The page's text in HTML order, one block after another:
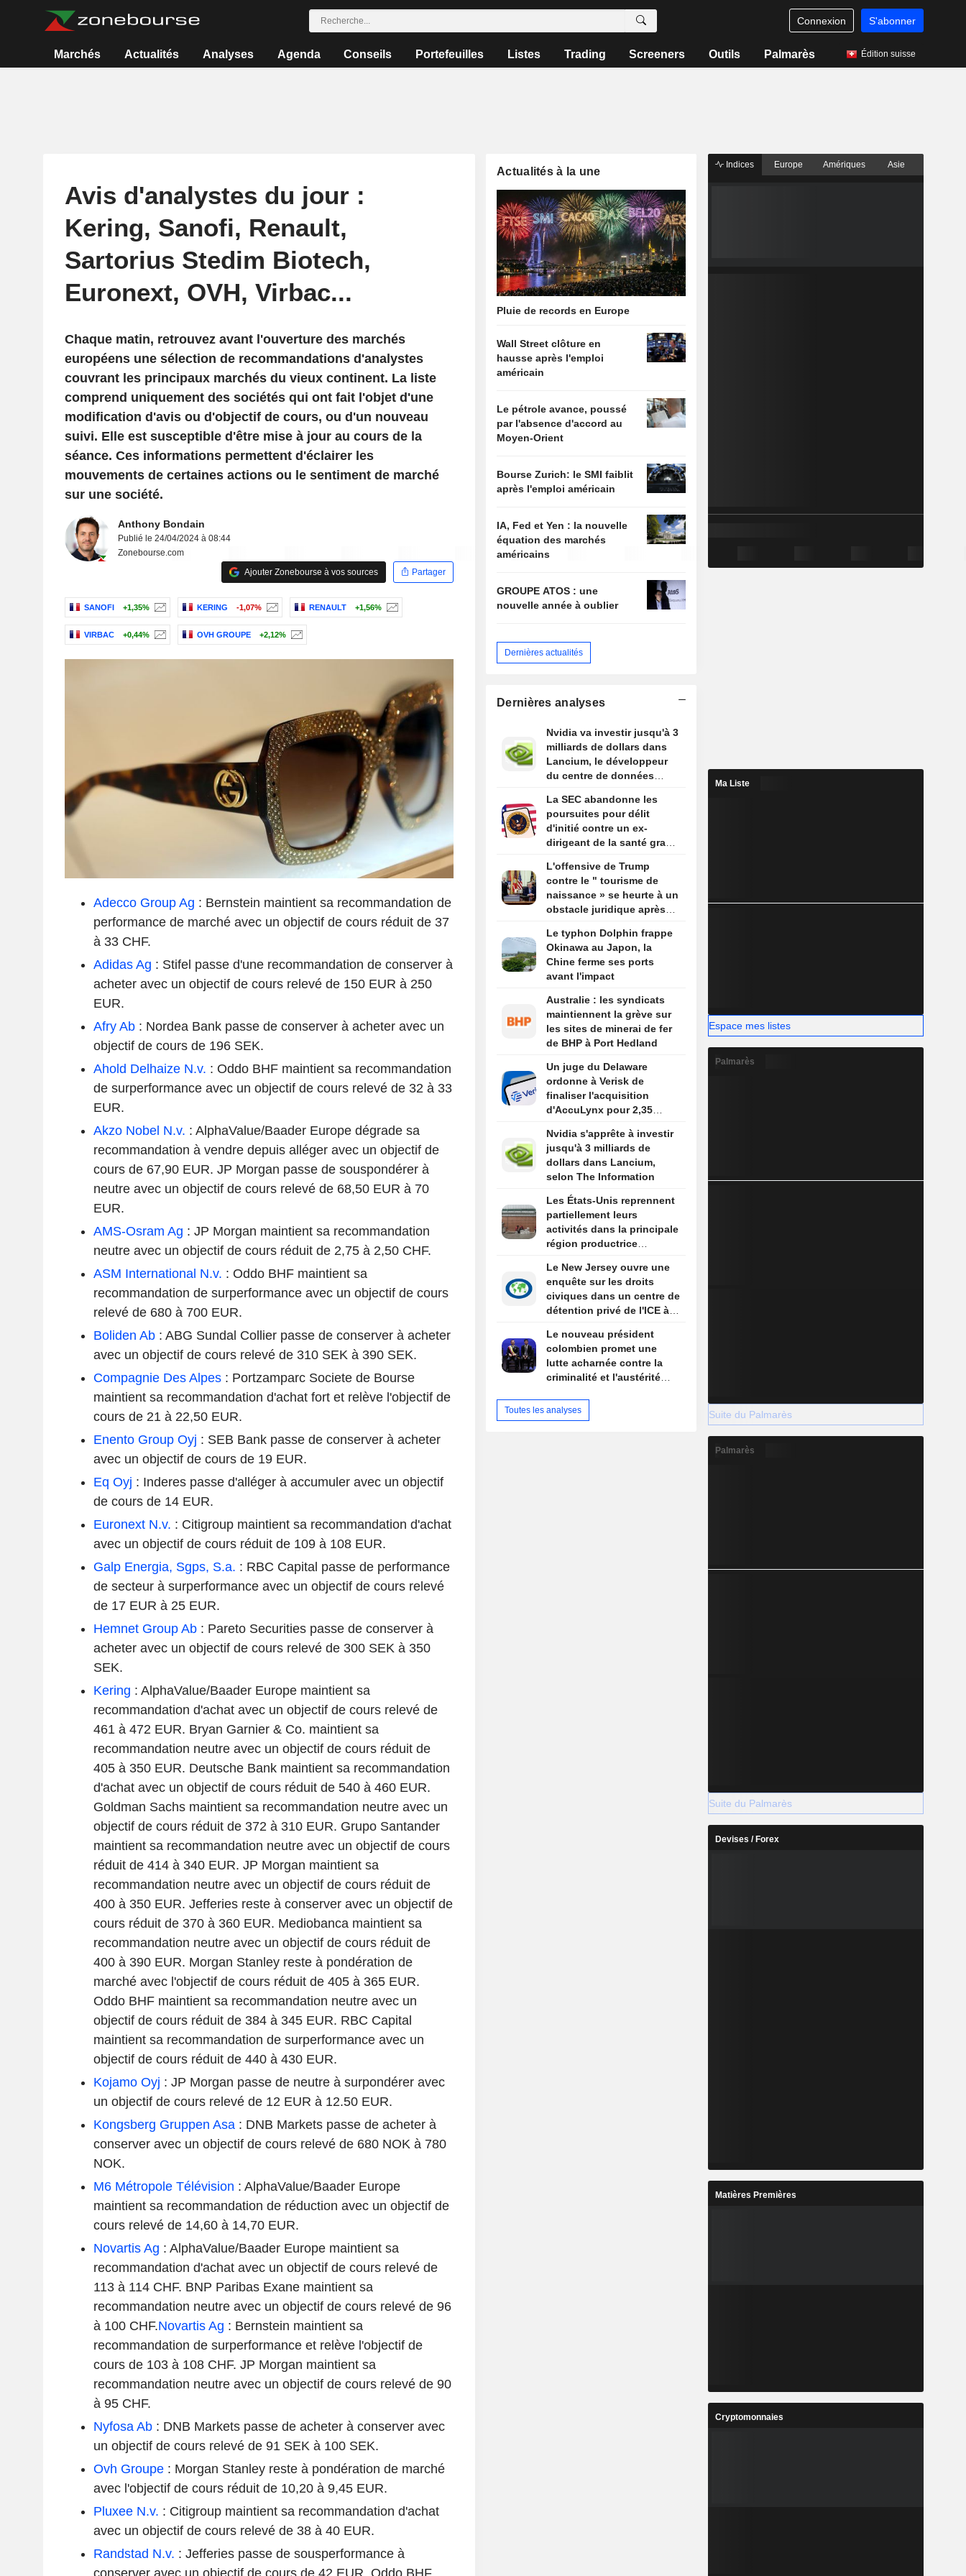
Connexion S'abonner
Marchés Actualités Analyses Agenda Conseils Portefeuilles Listes Trading Screeners Outils Palmarès Édition suisse
Avis d'analystes du jour :
Kering, Sanofi, Renault,
Sartorius Stedim Biotech,
Euronext, OVH, Virbac...
Chaque matin, retrouvez avant l'ouverture des marchés
européens une sélection de recommandations d'analystes
couvrant les principaux marchés du vieux continent. La liste
comprend uniquement des sociétés qui ont fait l'objet d'une
modification d'avis ou d'objectif de cours, ou d'un nouveau
suivi. Elle est susceptible d'être mise à jour au cours de la
séance. Ces informations permettent d'éclairer les
mouvements de certaines actions ou le sentiment de marché
sur une société.
Anthony Bondain
Publié le 24/04/2024 à 08:44
Zonebourse.com
Ajouter Zonebourse à vos sources
Partager
SANOFI +1,35% KERING -1,07% RENAULT +1,56%
VIRBAC +0,44% OVH GROUPE +2,12%
Adecco Group Ag : Bernstein maintient sa recommandation de
performance de marché avec un objectif de cours réduit de 37
à 33 CHF.
Adidas Ag : Stifel passe d'une recommandation de conserver à
acheter avec un objectif de cours relevé de 150 EUR à 250
EUR.
Afry Ab: Nordea Bank passe de conserver à acheter avec un
objectif de cours de 196 SEK.
Ahold Delhaize N.v. : Oddo BHF maintient sa recommandation
de surperformance avec un objectif de cours relevé de 32 à 33
EUR.
Akzo Nobel N.v. : AlphaValue/Baader Europe dégrade sa
recommandation à vendre depuis alléger avec un objectif de
cours de 67,90 EUR. JP Morgan passe de souspondérer à
neutre avec un objectif de cours relevé de 68,50 EUR à 70
EUR.
AMS-Osram Ag : JP Morgan maintient sa recommandation
neutre avec un objectif de cours réduit de 2,75 à 2,50 CHF.
ASM International N.v. : Oddo BHF maintient sa
recommandation de surperformance avec un objectif de cours
relevé de 680 à 700 EUR.
Boliden Ab: ABG Sundal Collier passe de conserver à acheter
avec un objectif de cours relevé de 310 SEK à 390 SEK.
Compagnie Des Alpes: Portzamparc Societe de Bourse
maintient sa recommandation d'achat fort et relève l'objectif de
cours de 21 à 22,50 EUR.
Enento Group Oyj : SEB Bank passe de conserver à acheter
avec un objectif de cours de 19 EUR.
Eq Oyj : Inderes passe d'alléger à accumuler avec un objectif
de cours de 14 EUR.
Euronext N.v. : Citigroup maintient sa recommandation d'achat
avec un objectif de cours réduit de 109 à 108 EUR.
Galp Energia, Sgps, S.a. : RBC Capital passe de performance
de secteur à surperformance avec un objectif de cours relevé
de 17 EUR à 25 EUR.
Hemnet Group Ab: Pareto Securities passe de conserver à
acheter avec un objectif de cours relevé de 300 SEK à 350
SEK.
Kering : AlphaValue/Baader Europe maintient sa
recommandation d'achat avec un objectif de cours relevé de
461 à 472 EUR. Bryan Garnier & Co. maintient sa
recommandation neutre avec un objectif de cours réduit de
405 à 350 EUR. Deutsche Bank maintient sa recommandation
d'achat avec un objectif de cours réduit de 540 à 460 EUR.
Goldman Sachs maintient sa recommandation neutre avec un
objectif de cours réduit de 372 à 310 EUR. Grupo Santander
maintient sa recommandation neutre avec un objectif de cours
réduit de 414 à 340 EUR. JP Morgan maintient sa
recommandation neutre avec un objectif de cours réduit de
400 à 350 EUR. Jefferies reste à conserver avec un objectif de
cours réduit de 370 à 360 EUR. Mediobanca maintient sa
recommandation neutre avec un objectif de cours réduit de
400 à 390 EUR. Morgan Stanley reste à pondération de
marché avec l'objectif de cours réduit de 405 à 365 EUR.
Oddo BHF maintient sa recommandation neutre avec un
objectif de cours réduit de 384 à 345 EUR. RBC Capital
maintient sa recommandation de surperformance avec un
objectif de cours réduit de 440 à 430 EUR.
Kojamo Oyj : JP Morgan passe de neutre à surpondérer avec
un objectif de cours relevé de 12 EUR à 12.50 EUR.
Kongsberg Gruppen Asa: DNB Markets passe de acheter à
conserver avec un objectif de cours relevé de 680 NOK à 780
NOK.
M6 Métropole Télévision : AlphaValue/Baader Europe
maintient sa recommandation de réduction avec un objectif de
cours relevé de 14,60 à 14,70 EUR.
Novartis Ag : AlphaValue/Baader Europe maintient sa
recommandation d'achat avec un objectif de cours relevé de
113 à 114 CHF. BNP Paribas Exane maintient sa
recommandation neutre avec un objectif de cours relevé de 96
à 100 CHF.Novartis Ag : Bernstein maintient sa
recommandation de surperformance et relève l'objectif de
cours de 103 à 108 CHF. JP Morgan maintient sa
recommandation neutre avec un objectif de cours relevé de 90
à 95 CHF.
Nyfosa Ab: DNB Markets passe de acheter à conserver avec
un objectif de cours relevé de 91 SEK à 100 SEK.
Ovh Groupe: Morgan Stanley reste à pondération de marché
avec l'objectif de cours réduit de 10,20 à 9,45 EUR.
Pluxee N.v. : Citigroup maintient sa recommandation d'achat
avec un objectif de cours relevé de 38 à 40 EUR.
Randstad N.v. : Jefferies passe de sousperformance à
conserver avec un objectif de cours de 42 EUR. Oddo BHF
Actualités à la une
Pluie de records en Europe
Wall Street clôture en
hausse après l'emploi
américain
Le pétrole avance, poussé
par l'absence d'accord au
Moyen-Orient
Bourse Zurich: le SMI faiblit
après l'emploi américain
IA, Fed et Yen : la nouvelle
équation des marchés
américains
GROUPE ATOS : une
nouvelle année à oublier
Dernières actualités
Dernières analyses
Nvidia va investir jusqu'à 3
milliards de dollars dans
Lancium, le développeur
du centre de données
Information
La SEC abandonne les
poursuites pour délit
d'initié contre un ex-
dirigeant de la santé gracié
L'offensive de Trump
contre le " tourisme de
naissance » se heurte à un
obstacle juridique après
suprême
Le typhon Dolphin frappe
Okinawa au Japon, la
Chine ferme ses ports
avant l'impact
Australie : les syndicats
maintiennent la grève sur
les sites de minerai de fer
de BHP à Port Hedland
Un juge du Delaware
ordonne à Verisk de
finaliser l'acquisition
d'AccuLynx pour 2,35
Nvidia s'apprête à investir
jusqu'à 3 milliards de
dollars dans Lancium,
selon The Information
Les États-Unis reprennent
partiellement leurs
activités dans la principale
région productrice
Le New Jersey ouvre une
enquête sur les droits
civiques dans un centre de
détention privé de l'ICE à
Le nouveau président
colombien promet une
lutte acharnée contre la
criminalité et l'austérité
discours d'investiture
Toutes les analyses
Indices Europe Amériques Asie
Ma Liste
Espace mes listes
Palmarès
Suite du Palmarès
Palmarès
Suite du Palmarès
Devises / Forex
Matières Premières
Cryptomonnaies